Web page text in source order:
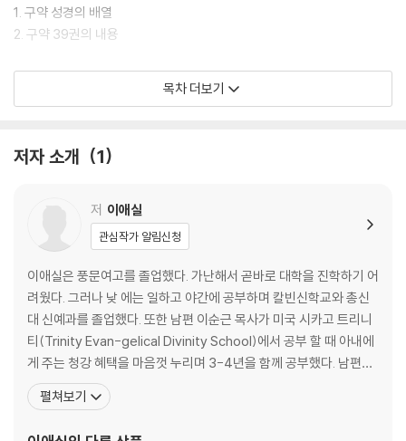
1. 구약 성경의 배열
2. 구약 39권의 내용
2과 역사서, 시가서, 예언서는 서로 통하지 않습니다
1. 구약 성경 39권을 시간 순서대로 다시 분류합시다
1. 관점 1: 성경은 '누가 왕이냐?'를 다룬 왕 싸움 이야기다
3. 관점 1, 관점 2를 마치면서
4과 구약 성경 읽기 실제(1) 창ㆍ출ㆍ민ㆍ수ㆍ삿ㆍ삼ㆍ왕
1. 창세기 읽기
2. 출애굽기 읽기
3. 민수기 읽기
4. 여호수아 읽기
5. 사사기 읽기
6. 사무엘상ㆍ하 읽기
7. 열왕기상ㆍ하 읽기
목차 더보기
저자 소개 1
저 이애실
관심작가 알림신청
이애실은 풍문여고를 졸업했다. 가난해서 곧바로 대학을 진학하기 어
려웠다. 그러나 낮 에는 일하고 야간에 공부하며 칼빈신학교와 총신
대 신예과를 졸업했다. 또한 남편 이순근 목사가 미국 시카고 트리니
티(Trinity Evan-gelical Divinity School)에서 공부 할 때 아내에
게 주는 청강 혜택을 마음껏 누리며 3-4년을 함께 공부했다. 남편이
학위를 마친 후 시카고를 떠나 메릴랜드 볼티모어 벧엘교회를 담임하
게 됐을 때 「어? 성경이 읽어지네!」를 예기치 않게 집필하게 된다. 이
펼쳐보기